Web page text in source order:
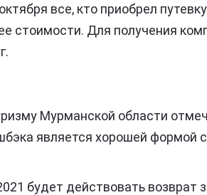
все, кто приобрел
стоимости. Для получения
Мурманской области
является хорошей формой
будет действовать возврат